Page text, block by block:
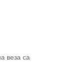
веза са